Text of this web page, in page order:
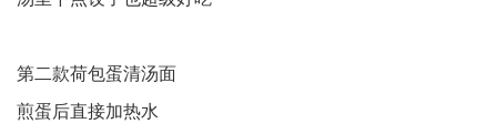
第二款荷包蛋清汤面
煎蛋后直接加热水